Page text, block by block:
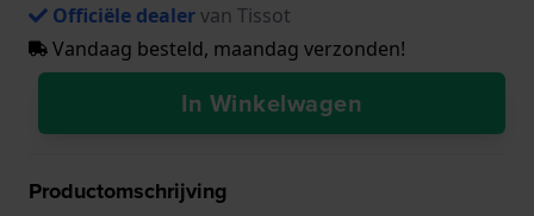
Officiële dealervan Tissot
Vandaag besteld, maandag verzonden!
In Winkelwagen
Productomschrijving